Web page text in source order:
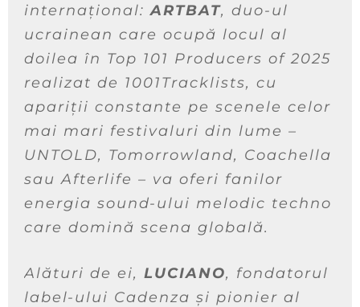
internațional:ARTBAT, duo-ul
ucrainean care ocupă locul al
doilea în Top 101 Producers of 2025
realizat de 1001Tracklists, cu
apariții constante pe scenele celor
mai mari festivaluri din lume –
UNTOLD, Tomorrowland, Coachella
sau Afterlife – va oferi fanilor
energia sound-ului melodic techno
care domină scena globală.
Alături de ei, LUCIANO, fondatorul
label-ului Cadenza și pionier al